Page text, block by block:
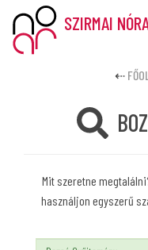
SZIRMAI
Mit szeretne
használjon egyszerű